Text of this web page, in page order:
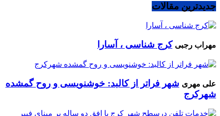
جدیدترین مقالات
مهراب رجبی کرج شناسی ، آسارا
علی مهری شهر فراتر از کالبد: خوشنویسی و روح گمشده
شهرکرج